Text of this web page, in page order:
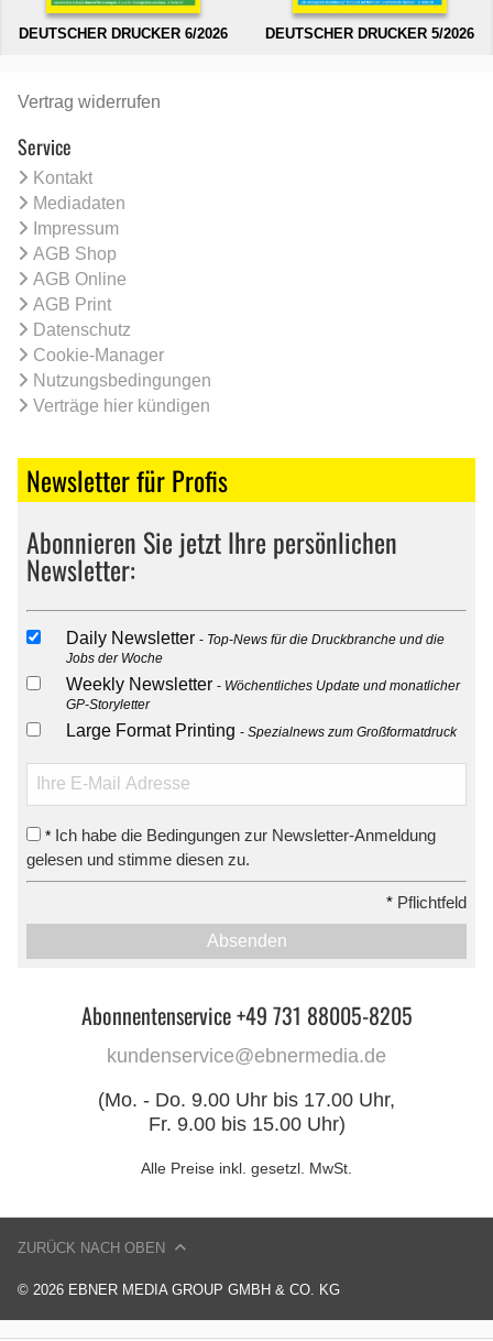
DEUTSCHER DRUCKER 6/2026 DEUTSCHER DRUCKER 5/2026
Vertrag widerrufen
Service
Kontakt
Mediadaten
Impressum
AGB Shop
AGB Online
AGB Print
Datenschutz
Cookie-Manager
Nutzungsbedingungen
Verträge hier kündigen
Newsletter für Profis
Abonnieren Sie jetzt Ihre persönlichen
Newsletter:
Daily Newsletter
Top-News für die Druckbranche und die
Jobs der Woche
Weekly Newsletter
Wöchentliches Update und monatlicher
GP-Storyletter
Large Format Printing Spezialnews zum Großformatdruck
* Ich habe die Bedingungen zur Newsletter-Anmeldung
gelesen und stimme diesen zu.
* Pflichtfeld
Absenden
Abonnentenservice +49 731 88005-8205
kundenservice@ebnermedia.de
(Mo. - Do. 9.00 Uhr bis 17.00 Uhr,
Fr. 9.00 bis 15.00 Uhr)
Alle Preise inkl. gesetzl. MwSt.
© 2026 EBNER MEDIA GROUP GMBH & CO. KG
ZURÜCK NACH OBEN